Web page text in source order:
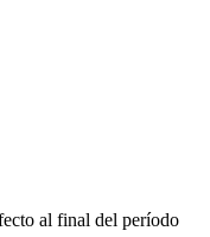
al final del período